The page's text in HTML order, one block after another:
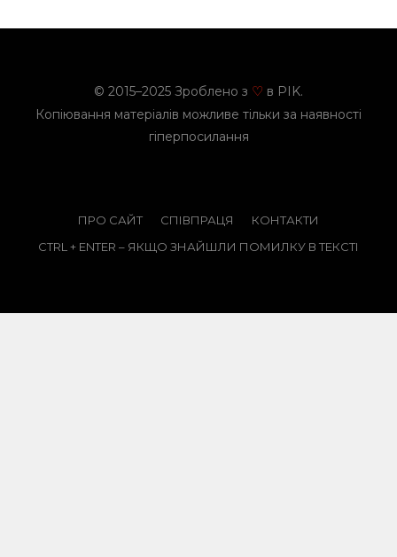
© 2015–2025 Зроблено з ♡ в PIK.
Копіювання матеріалів можливе тільки за наявності
гіперпосилання
ПРО САЙТ СПІВПРАЦЯ
КОНТАКТИ
CTRL + ENTER – ЯКЩО ЗНАЙШЛИ ПОМИЛКУ В ТЕКСТІ